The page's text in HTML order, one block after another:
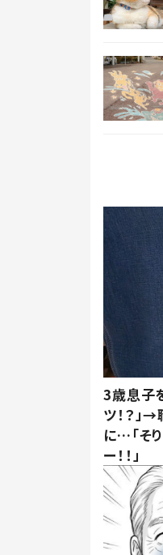
3歳息子
ツ！？」
に…「そ
ー！！」